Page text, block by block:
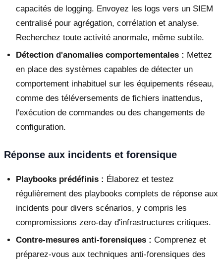
capacités de logging. Envoyez les logs vers un SIEM
centralisé pour agrégation, corrélation et analyse.
Recherchez toute activité anormale, même subtile.
Détection d'anomalies comportementales : Mettez
en place des systèmes capables de détecter un
comportement inhabituel sur les équipements réseau,
comme des téléversements de fichiers inattendus,
l'exécution de commandes ou des changements de
configuration.
Réponse aux incidents et forensique
Playbooks prédéfinis : Élaborez et testez
régulièrement des playbooks complets de réponse aux
incidents pour divers scénarios, y compris les
compromissions zero-day d'infrastructures critiques.
Contre-mesures anti-forensiques : Comprenez et
préparez-vous aux techniques anti-forensiques des